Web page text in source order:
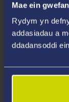
Mae ein
Rydym yn
addasiadau a
ddadansoddi